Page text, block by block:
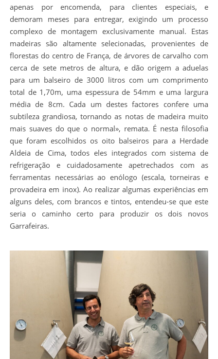
apenas por encomenda, para clientes especiais, e
demoram meses para entregar, exigindo um processo
complexo de montagem exclusivamente manual. Estas
madeiras são altamente selecionadas, provenientes de
florestas do centro de França, de árvores de carvalho com
cerca de sete metros de altura, e dão origem a aduelas
para um balseiro de 3000 litros com um comprimento
total de 1,70m, uma espessura de 54mm e uma largura
média de 8cm. Cada um destes factores confere uma
subtileza grandiosa, tornando as notas de madeira muito
mais suaves do que o normal», remata. É nesta filosofia
que foram escolhidos os oito balseiros para a Herdade
Aldeia de Cima, todos eles integrados com sistema de
refrigeração e cuidadosamente apetrechados com as
ferramentas necessárias ao enólogo (escala, torneiras e
provadeira em inox). Ao realizar algumas experiências em
alguns deles, com brancos e tintos, entendeu-se que este
seria o caminho certo para produzir os dois novos
Garrafeiras.